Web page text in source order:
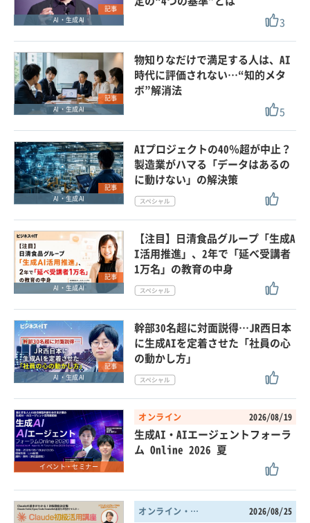
記事
AI・生成AI
3
記事
AI・生成AI
物知りなだけで満足する人は、AI
時代に評価されない…“知的メタ
ボ”解消法
5
記事
AI・生成AI
AIプロジェクトの40％超が中止？
製造業がハマる「データはあるの
に動けない」の解決策
記事
AI・生成AI
【注目】日清食品グループ「生成A
I活用推進」、2年で「延べ受講者
1万名」の教育の中身
記事
AI・生成AI
幹部30名超に対面説得…JR西日本
に生成AIを定着させた「社員の心
の動かし方」
イベント・セミナー
オンライン 2026/08/19
生成AI・AIエージェントフォーラ
ム Online 2026 夏
オンライン・東京都 2026/08/25